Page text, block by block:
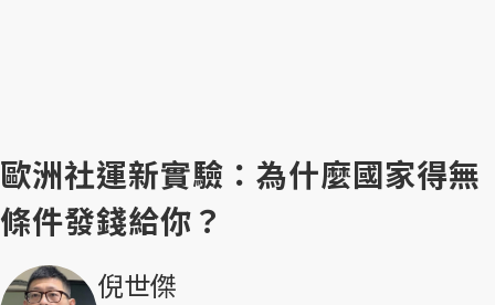
歐洲社運新實驗：為什麼國家得無
條件發錢給你？
倪世傑